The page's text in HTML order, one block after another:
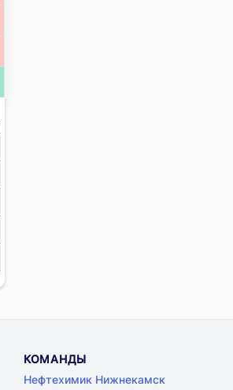
КОМАНДЫ
Нефтехимик Нижнекамск